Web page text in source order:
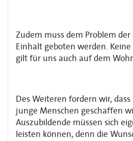
Zudem muss dem Problem
Einhalt geboten werden.
gilt für uns auch auf dem
Des Weiteren fordern wir,
junge Menschen geschaffen
Auszubildende müssen sich
leisten können, denn die